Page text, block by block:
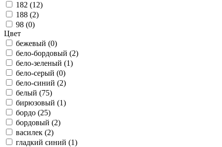
182 (12)
188 (2)
98 (0)
Цвет
бежевый (0)
бело-бордовый (2)
бело-зеленый (1)
бело-серый (0)
бело-синий (2)
белый (75)
бирюзовый (1)
бордо (25)
бордовый (2)
василек (2)
гладкий синий (1)